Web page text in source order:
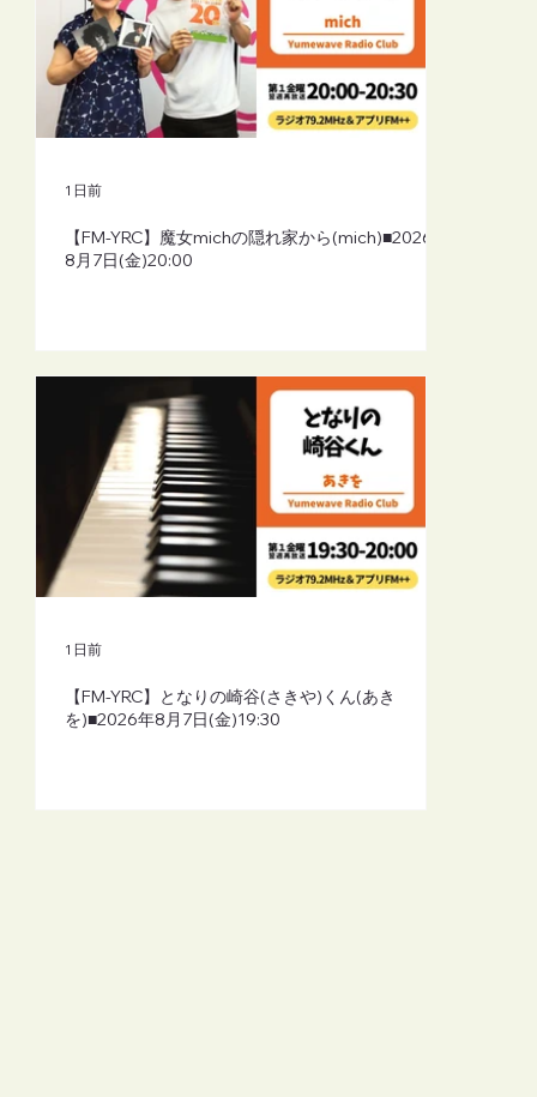
【FM-YRC】魔女michの隠れ家から(mich)■2026年
8月7日(金)20:00
1 日前
【FM-YRC】となりの崎谷(さきや)くん(あき
を)■2026年8月7日(金)19:30
1 日前